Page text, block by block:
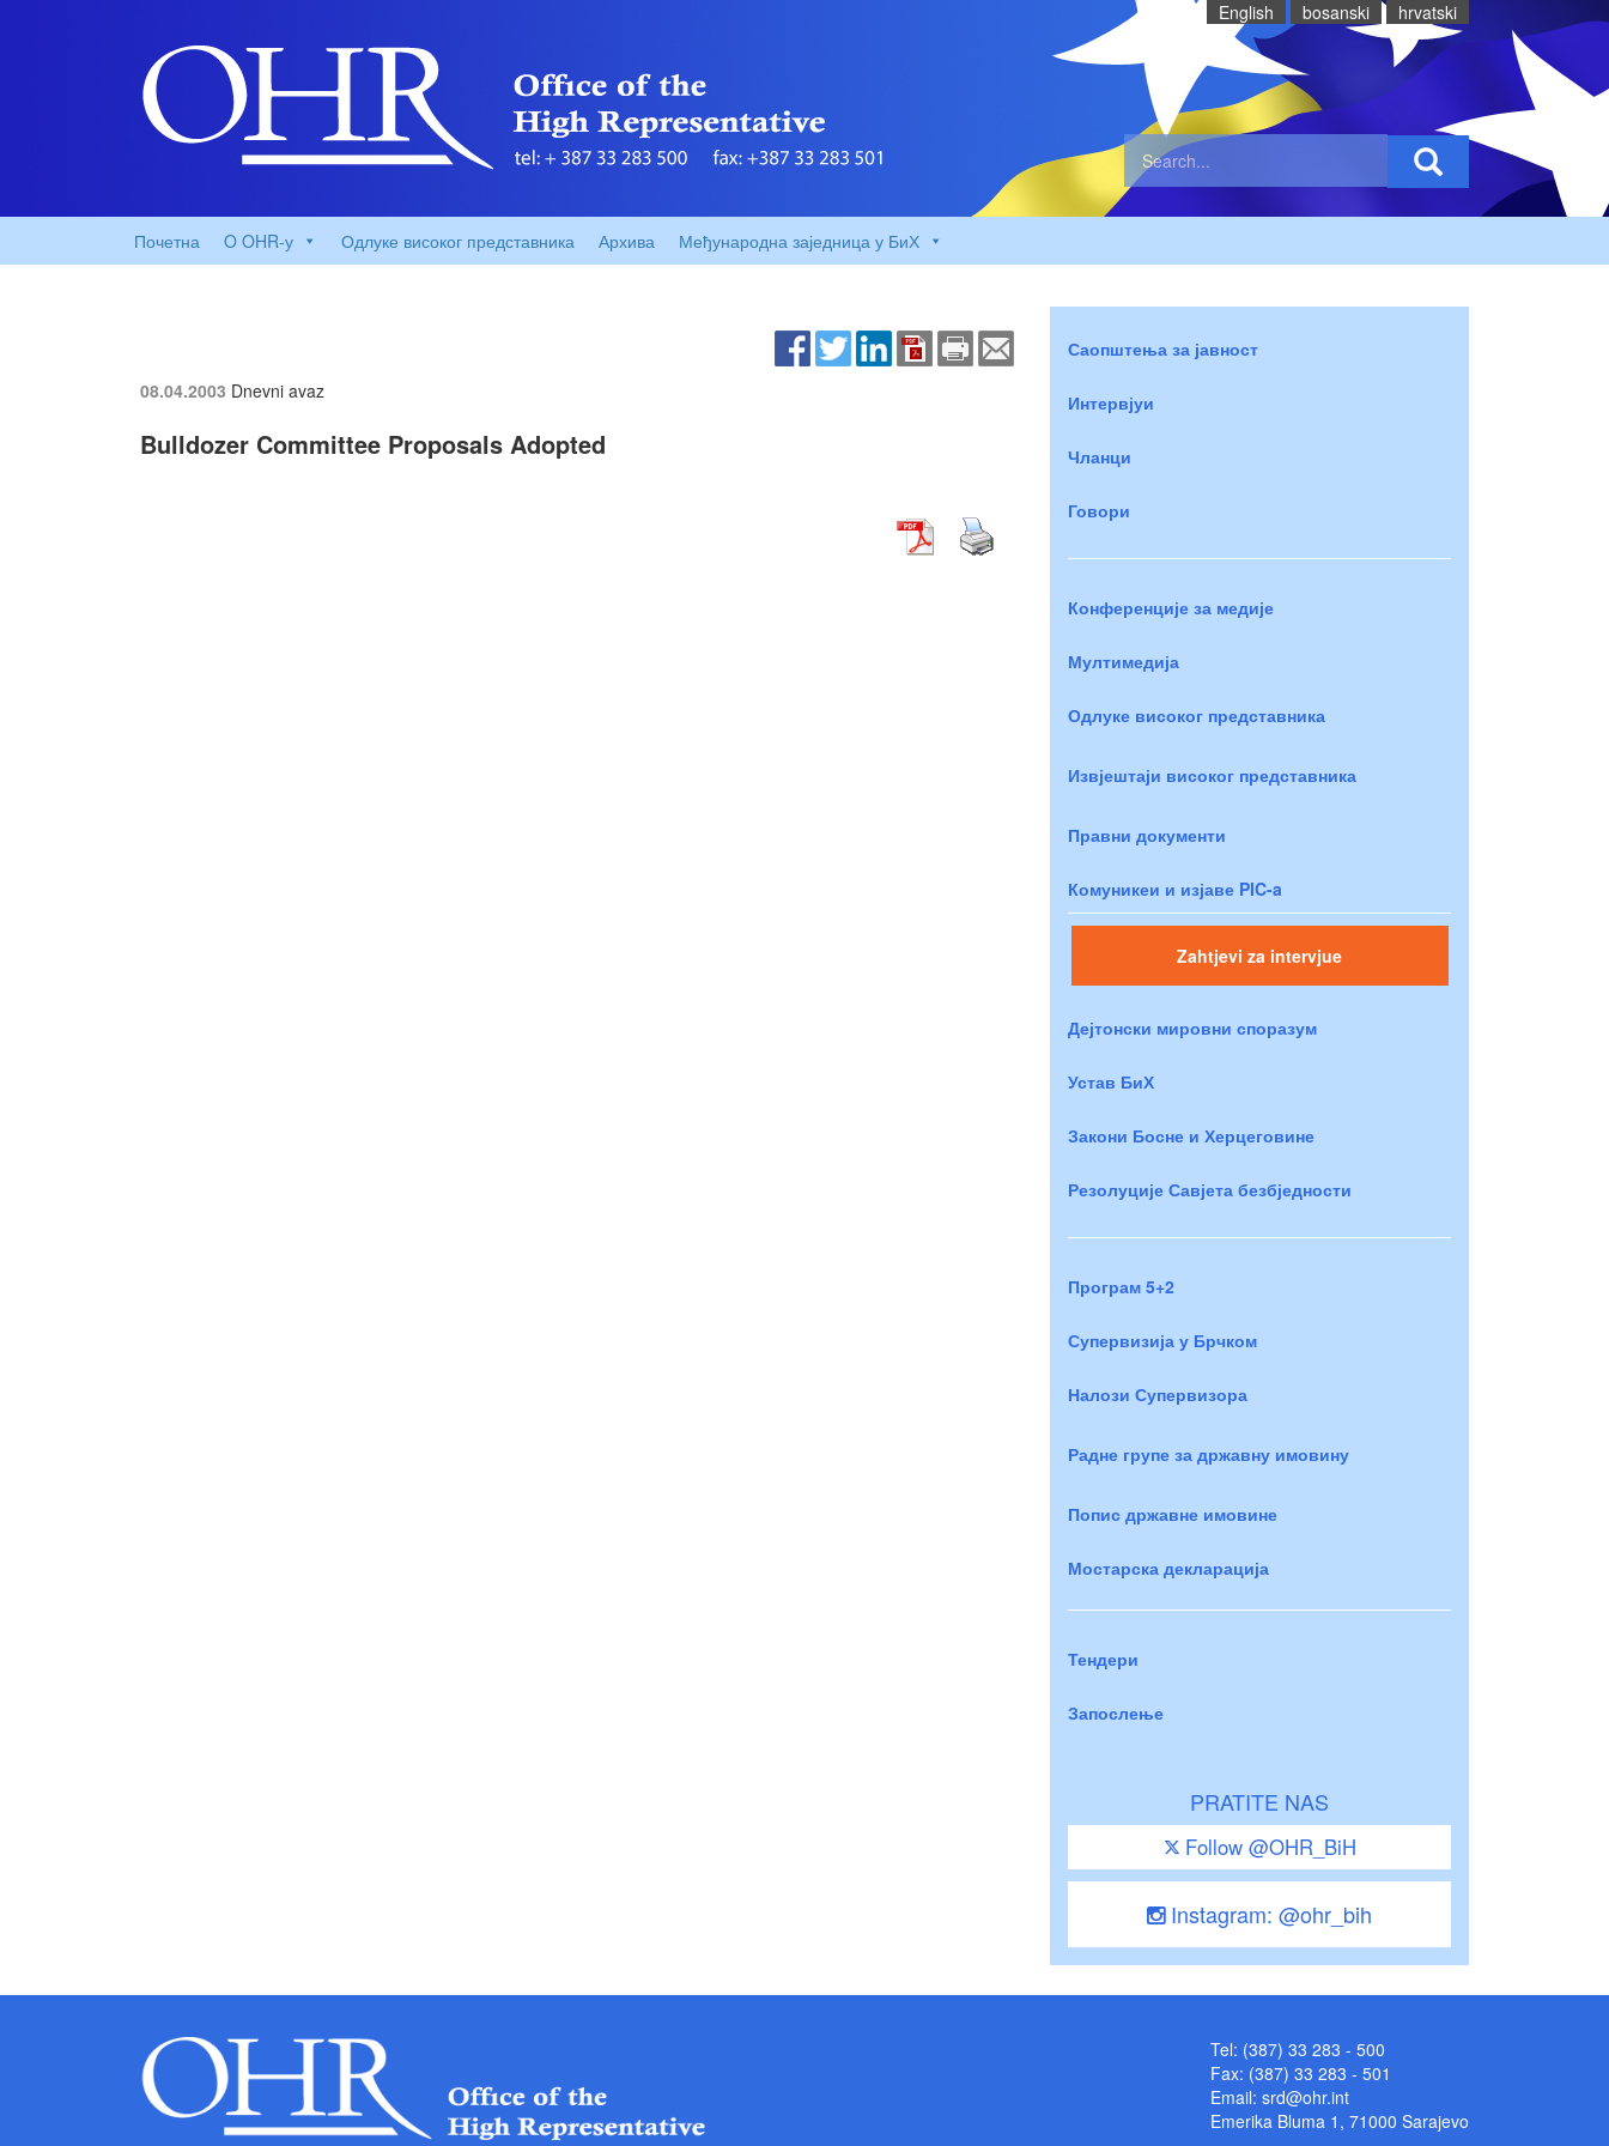
English bosanski hrvatski
Почетна O OHR-у Одлуке високог представника Архива Међународна заједница у БиХ
08.04.2003 Dnevni avaz
Bulldozer Committee Proposals Adopted
Саопштења за јавност
Интервјуи
Чланци
Говори
Конференције за медије
Мултимедија
Одлуке високог представника
Извјештаји високог представника
Правни документи
Комуникеи и изјаве PIC-a
Zahtjevi za intervjue
Дејтонски мировни споразум
Устав БиХ
Закони Босне и Херцеговине
Резолуције Савјета безбједности
Програм 5+2
Супервизија у Брчком
Налози Супервизора
Радне групе за државну имовину
Попис државне имовине
Мостарска декларација
Тендери
Запослење
PRATITE NAS
Follow @OHR_BiH
Instagram: @ohr_bih
Tel: (387) 33 283 - 500
Fax: (387) 33 283 - 501
Email: srd@ohr.int
Emerika Bluma 1, 71000 Sarajevo